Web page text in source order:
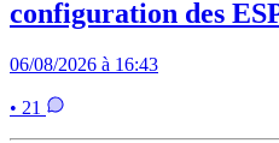
configuration des
06/08/2026 à 16:43
• 21